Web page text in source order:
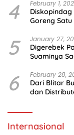
4 February 1,
Goreng
5 January 27,
Digerebek
Suaminya
6 February 28,
Dari Blitar
dan
Internasional